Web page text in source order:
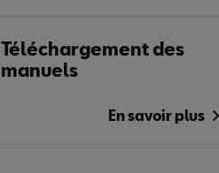
Téléchargement des
manuels
En savoir plus